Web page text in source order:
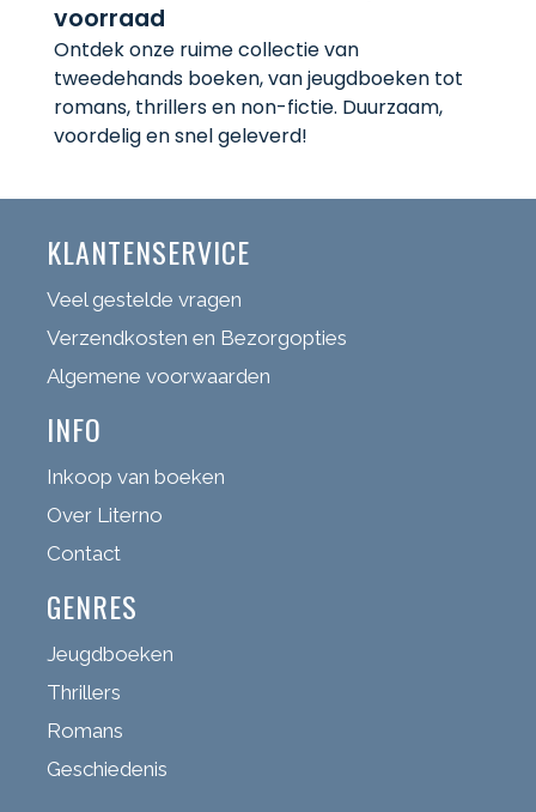
voorraad
Ontdek onze ruime collectie van
tweedehands boeken, van jeugdboeken tot
romans, thrillers en non-fictie. Duurzaam,
voordelig en snel geleverd!
KLANTENSERVICE
Veel gestelde vragen
Verzendkosten en Bezorgopties
Algemene voorwaarden
INFO
Inkoop van boeken
Over Literno
Contact
GENRES
Jeugdboeken
Thrillers
Romans
Geschiedenis